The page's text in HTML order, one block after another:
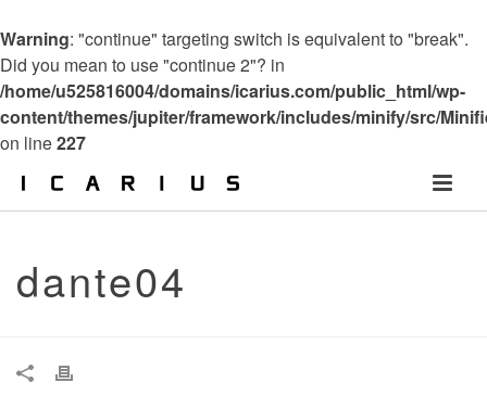
Warning: "continue" targeting switch is equivalent to "break".
Did you mean to use "continue 2"? in
/home/u525816004/domains/icarius.com/public_html/wp-
content/themes/jupiter/framework/includes/minify/src/
on line227
dante04